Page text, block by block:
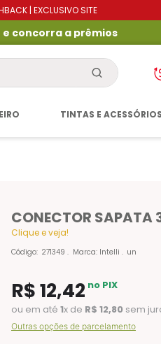
| EXCLUSIVO SITE
e concorra a prêmios
TINTAS E ACESSÓRIOS
CONECTOR SAPATA
Clique e veja!
Código: 271349 Marca: Intelli un
R$12,42 no PIX
ou em até 1x de R$ 12,80 sem
Outras opções de parcelamento